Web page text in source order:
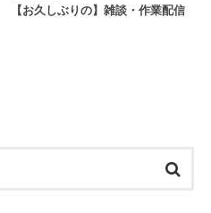
【お久しぶりの】雑談・作業配信